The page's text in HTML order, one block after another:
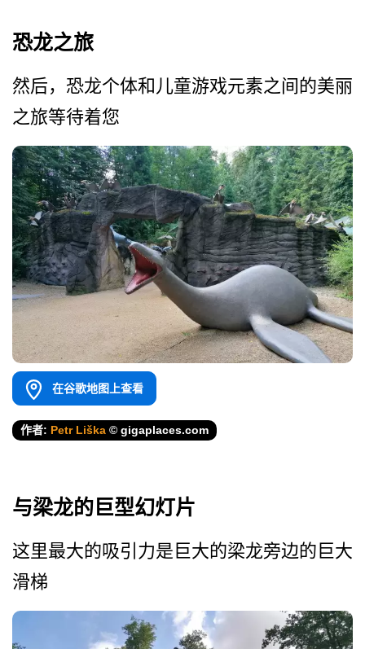
恐龙之旅
然后，恐龙个体和儿童游戏元­素之间的美丽
之旅等待着您
在谷歌地图上查看
作者: Petr Liška © gigaplaces.com
与梁龙的巨型幻灯片
这里最大的吸引力是巨大的梁­龙旁边的巨大
滑梯